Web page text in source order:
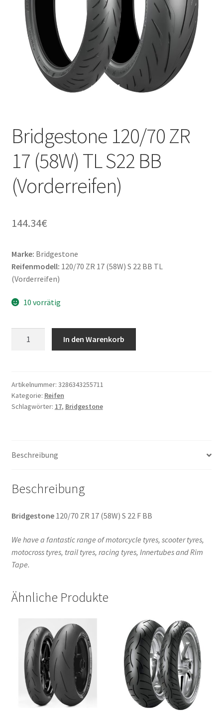
Bridgestone 120/70 ZR
17 (58W) TL S22 BB
(Vorderreifen)
144.34€
Marke: Bridgestone
Reifenmodell: 120/70 ZR 17 (58W) S 22 BB TL
(Vorderreifen)
10 vorrätig
(58W)
TL
S22
In den Warenkorb
Artikelnummer: 3286343255711
Kategorie: Reifen
Schlagwörter: 17, Bridgestone
Beschreibung
Beschreibung
Bridgestone120/70 ZR 17 (58W) S 22 F BB
We have a fantastic range of motorcycle tyres, scooter tyres,
motocross tyres, trail tyres, racing tyres, Innertubes and Rim
Tape.
Ähnliche Produkte